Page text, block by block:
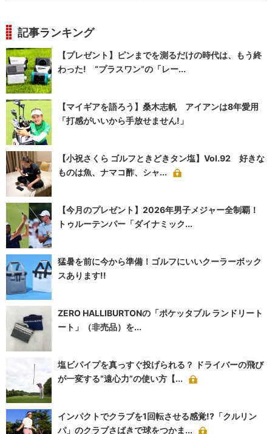
記事ランキング
【プレゼント】ピンまでを測るだけの時代は、もう終
わった! “プラスワン”の「レー...
【マイギアを語ろう】桑木志帆 アイアンは8年愛用
「打感がいいから手放せません!」
【小祝さくら ゴルフときどきタン塩】Vol.92 好きな
ものは魚、ナマコ酢、シャ...
【今月のプレゼント】2026年男子メジャー全制覇！
トゥルーテンパー「ダイナミック...
猛暑を前に今から準備！ゴルフにいいクーラーボック
スあります!!
ZERO HALLIBURTONの「ポケッタブル ランドリート
ート」（非売品）を...
塩ビパイプを真っすぐ投げられる？ ドライバーの飛び
が一変する“遠心力”の使い方【...
インパクトでクラブを1回転させる感覚!?「クルリン
パ」のクラブさばきで球をつかま...